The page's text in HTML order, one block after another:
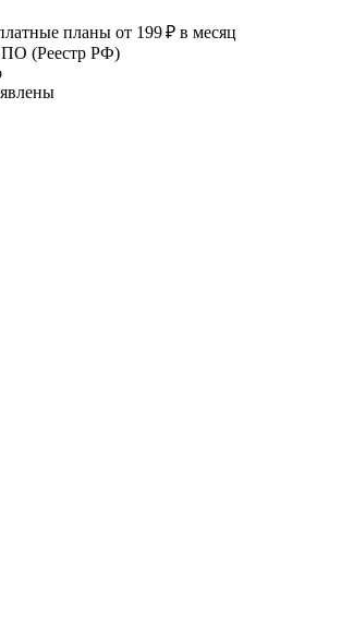
планы от 199 ₽ в месяц
ПО (Реестр РФ)